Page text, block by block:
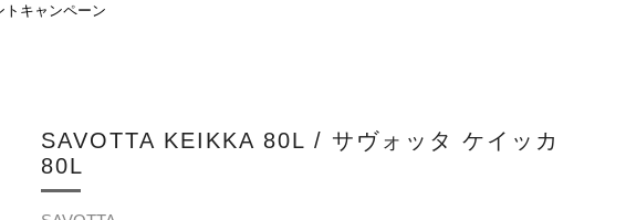
トキャンペーン
SAVOTTA KEIKKA 80L / サヴォッタ ケイッカ
80L